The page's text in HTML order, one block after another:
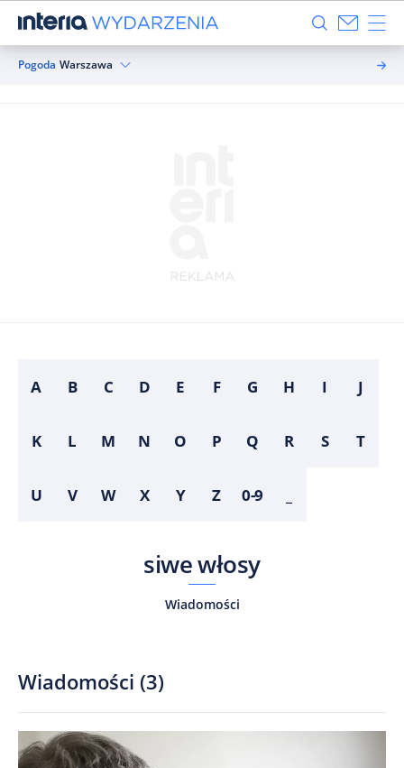
Pogoda Warszawa
A B C D E F G H I J
K L M N O P Q R S T
U V W X Y Z 0-9
siwe włosy
Wiadomości
Wiadomości (3)